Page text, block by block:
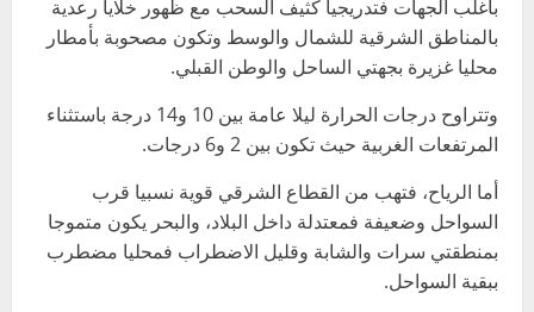
بأغلب الجهات فتدريجيا كثيف السحب مع ظهور خلايا رعدية
بالمناطق الشرقية للشمال والوسط وتكون مصحوبة بأمطار
محليا غزيرة بجهتي الساحل والوطن القبلي.
وتتراوح درجات الحرارة ليلا عامة بين 10 و14 درجة باستثناء
المرتفعات الغربية حيث تكون بين 2 و6 درجات.
أما الرياح، فتهب من القطاع الشرقي قوية نسبيا قرب
السواحل وضعيفة فمعتدلة داخل البلاد، والبحر يكون متموجا
بمنطقتي سرات والشابة وقليل الاضطراب فمحليا مضطرب
ببقية السواحل.